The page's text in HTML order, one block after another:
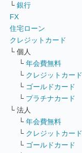
└ 銀行
FX
住宅ローン
クレジットカード
└ 個人
└ 年会費無料
└ クレジットカード
└ ゴールドカード
└ プラチナカード
└ 法人
└ 年会費無料
└ クレジットカード
└ ゴールドカード